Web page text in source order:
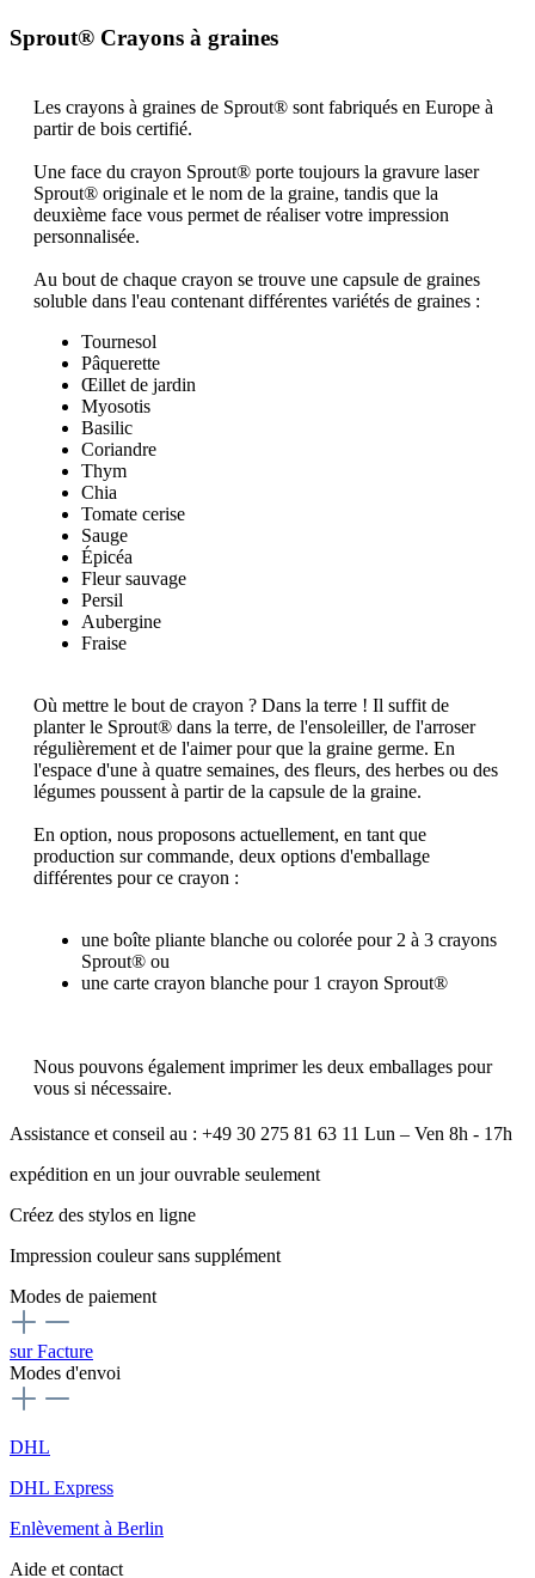
Sprout® Crayons à graines
Les crayons à graines de Sprout® sont fabriqués en Europe à
partir de bois certifié.
Une face du crayon Sprout® porte toujours la gravure laser
Sprout® originale et le nom de la graine, tandis que la
deuxième face vous permet de réaliser votre impression
personnalisée.
Au bout de chaque crayon se trouve une capsule de graines
soluble dans l'eau contenant différentes variétés de graines :
Tournesol
Pâquerette
Œillet de jardin
Myosotis
Basilic
Coriandre
Thym
Chia
Tomate cerise
Sauge
Épicéa
Fleur sauvage
Persil
Aubergine
Fraise
Où mettre le bout de crayon ? Dans la terre ! Il suffit de
planter le Sprout® dans la terre, de l'ensoleiller, de l'arroser
régulièrement et de l'aimer pour que la graine germe. En
l'espace d'une à quatre semaines, des fleurs, des herbes ou des
légumes poussent à partir de la capsule de la graine.
En option, nous proposons actuellement, en tant que
production sur commande, deux options d'emballage
différentes pour ce crayon :
une boîte pliante blanche ou colorée pour 2 à 3 crayons
Sprout® ou
une carte crayon blanche pour 1 crayon Sprout®
Nous pouvons également imprimer les deux emballages pour
vous si nécessaire.
Assistance et conseil au : +49 30 275 81 63 11 Lun – Ven 8h - 17h
expédition en un jour ouvrable seulement
Créez des stylos en ligne
Impression couleur sans supplément
Modes de paiement
sur Facture
Modes d'envoi
DHL
DHL Express
Enlèvement à Berlin
Aide et contact